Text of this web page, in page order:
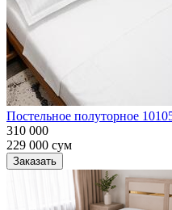
Постельное полуторное
310 000
229 000 сум
Заказать